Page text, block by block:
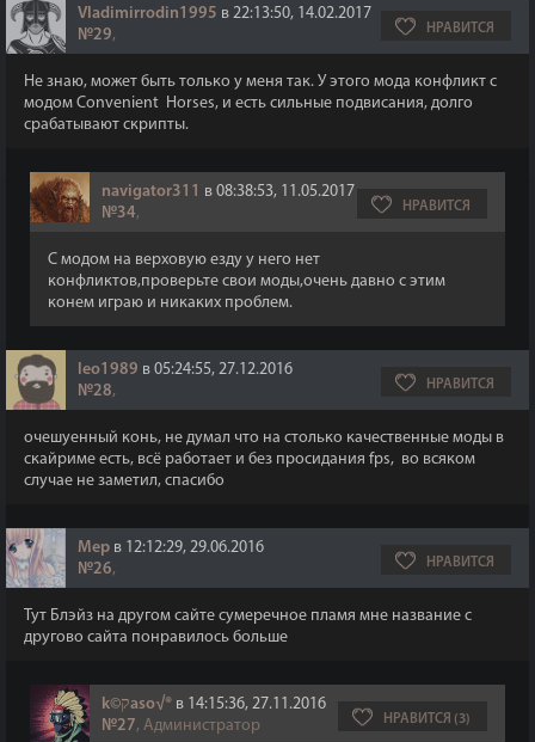
Vladimirrodin1995 в 22:13:50, 14.02.2017
№29, НРАВИТСЯ
Не знаю, может быть только у меня так. У этого мода конфликт с
модом Convenient Horses, и есть сильные подвисания, долго
срабатывают скрипты.
navigator311 в 08:38:53, 11.05.2017
№34, НРАВИТСЯ
С модом на верховую езду у него нет
конфликтов,проверьте свои моды,очень давно с этим
конем играю и никаких проблем.
leo1989 в 05:24:55, 27.12.2016
№28, НРАВИТСЯ
очешуенный конь, не думал что на столько качественные моды в
скайриме есть, всё работает и без просидания fps, во всяком
случае не заметил, спасибо
Mep в 12:12:29, 29.06.2016
№26, НРАВИТСЯ
Тут Блэйз на другом сайте сумеречное пламя мне название с
другово сайта понравилось больше
k©קaso√® в 14:15:36, 27.11.2016
№27, Администратор НРАВИТСЯ (3)